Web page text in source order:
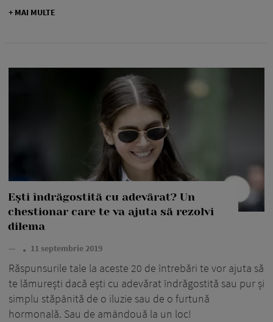
+ MAI MULTE
Ești îndrăgostită cu adevărat? Un
chestionar care te va ajuta să rezolvi
dilema
— 11 septembrie 2019
Răspunsurile tale la aceste 20 de întrebări te vor ajuta să
te lămurești dacă ești cu adevărat îndrăgostită sau pur și
simplu stăpânită de o iluzie sau de o furtună
hormonală. Sau de amândouă la un loc!